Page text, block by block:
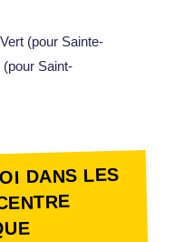
(pour Sainte-
Saint-
DANS LES